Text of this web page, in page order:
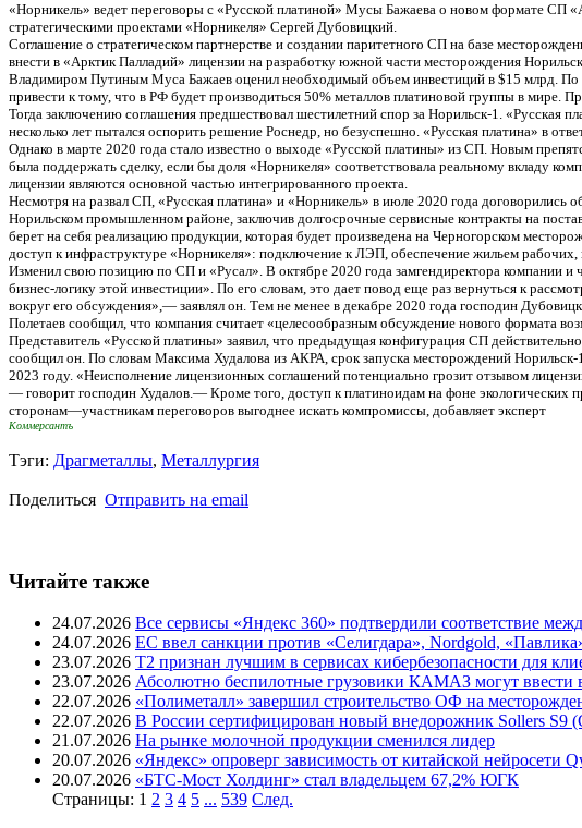
«Норникель» ведет переговоры с «Русской платиной» Мусы Бажаева о новом формате СП
стратегическими проектами «Норникеля» Сергей Дубовицкий.
Соглашение о стратегическом партнерстве и создании паритетного СП на базе
внести в «Арктик Палладий» лицензии на разработку южной части месторождения
Владимиром Путиным Муса Бажаев оценил необходимый объем инвестиций в $15 млрд. По
привести к тому, что в РФ будет производиться 50% металлов платиновой группы в мире.
Тогда заключению соглашения предшествовал шестилетний спор за Норильск-1. «Русская
несколько лет пытался оспорить решение Роснедр, но безуспешно. «Русская платина» в
Однако в марте 2020 года стало известно о выходе «Русской платины» из СП. Новым
была поддержать сделку, если бы доля «Норникеля» соответствовала реальному вкладу
лицензии являются основной частью интегрированного проекта.
Несмотря на развал СП, «Русская платина» и «Норникель» в июле 2020 года
Норильском промышленном районе, заключив долгосрочные сервисные контракты на
берет на себя реализацию продукции, которая будет произведена на Черногорском
доступ к инфраструктуре «Норникеля»: подключение к ЛЭП, обеспечение жильем рабочих,
Изменил свою позицию по СП и «Русал». В октябре 2020 года замгендиректора компании
бизнес-логику этой инвестиции». По его словам, это дает повод еще раз вернуться к
вокруг его обсуждения»,— заявлял он. Тем не менее в декабре 2020 года господин
Полетаев сообщил, что компания считает «целесообразным обсуждение нового формата
Представитель «Русской платины» заявил, что предыдущая конфигурация СП
сообщил он. По словам Максима Худалова из АКРА, срок запуска месторождений
2023 году. «Неисполнение лицензионных соглашений потенциально грозит отзывом
— говорит господин Худалов.— Кроме того, доступ к платиноидам на фоне экологических
сторонам—участникам переговоров выгоднее искать компромиссы, добавляет эксперт
Коммерсантъ
Тэги: Драгметаллы, Металлургия
Поделиться Отправить на email
Читайте также
24.07.2026 Все сервисы «Яндекс 360» подтвердили соответствие
24.07.2026 ЕС ввел санкции против «Селигдара», Nordgold,
23.07.2026 T2 признан лучшим в сервисах кибербезопасности для
23.07.2026 Абсолютно беспилотные грузовики КАМАЗ могут ввести
22.07.2026 «Полиметалл» завершил строительство ОФ на
22.07.2026 В России сертифицирован новый внедорожник Sollers S9
21.07.2026 На рынке молочной продукции сменился лидер
20.07.2026 «Яндекс» опроверг зависимость от китайской нейросети
20.07.2026 «БТС-Мост Холдинг» стал владельцем 67,2% ЮГК
Страницы: 1 2 3 4 5 ... 539 След.